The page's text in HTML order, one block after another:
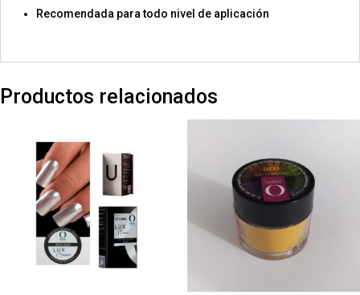
Recomendada para todo nivel de aplicación
Productos relacionados